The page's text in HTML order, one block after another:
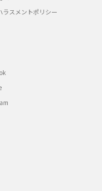
ラスメントポリシー